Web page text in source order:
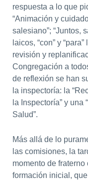
respuesta a lo que
“Animación y
salesiano”; “Juntos,
laicos, “con” y
revisión y
Congregación a
de reflexión se han
la inspectoría: la
la Inspectoría” y
Salud”.
Más allá de lo
las comisiones, la
momento de
formación inicial,